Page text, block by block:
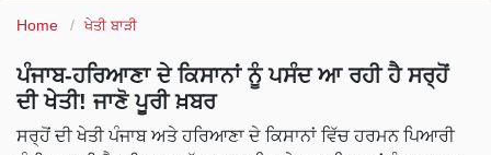
Home ਖੇਤੀ ਬਾੜੀ
ਪੰਜਾਬ-ਹਰਿਆਣਾ ਦੇ ਕਿਸਾਨਾਂ ਨੂੰ ਪਸੰਦ ਆ ਰਹੀ ਹੈ ਸਰ੍ਹੋਂ
ਦੀ ਖੇਤੀ! ਜਾਣੋ ਪੂਰੀ ਖ਼ਬਰ
ਸਰ੍ਹੋਂ ਦੀ ਖੇਤੀ ਪੰਜਾਬ ਅਤੇ ਹਰਿਆਣਾ ਦੇ ਕਿਸਾਨਾਂ ਵਿੱਚ ਹਰਮਨ ਪਿਆਰੀ